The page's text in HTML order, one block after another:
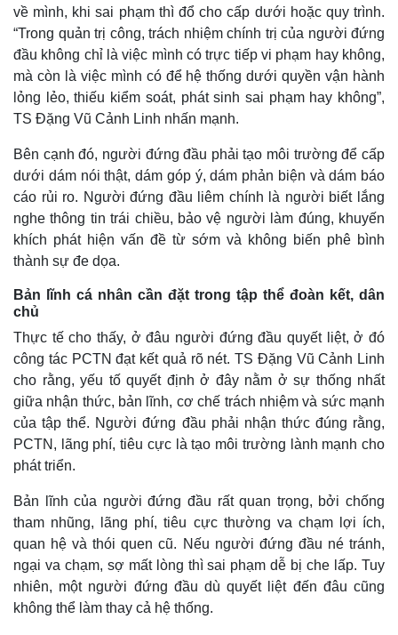
về mình, khi sai phạm thì đổ cho cấp dưới hoặc quy trình.
“Trong quản trị công, trách nhiệm chính trị của người đứng
đầu không chỉ là việc mình có trực tiếp vi phạm hay không,
mà còn là việc mình có để hệ thống dưới quyền vận hành
lỏng lẻo, thiếu kiểm soát, phát sinh sai phạm hay không”,
TS Đặng Vũ Cảnh Linh nhấn mạnh.
Bên cạnh đó, người đứng đầu phải tạo môi trường để cấp
dưới dám nói thật, dám góp ý, dám phản biện và dám báo
cáo rủi ro. Người đứng đầu liêm chính là người biết lắng
nghe thông tin trái chiều, bảo vệ người làm đúng, khuyến
khích phát hiện vấn đề từ sớm và không biến phê bình
thành sự đe dọa.
Bản lĩnh cá nhân cần đặt trong tập thể đoàn kết, dân
chủ
Thực tế cho thấy, ở đâu người đứng đầu quyết liệt, ở đó
công tác PCTN đạt kết quả rõ nét. TS Đặng Vũ Cảnh Linh
cho rằng, yếu tố quyết định ở đây nằm ở sự thống nhất
giữa nhận thức, bản lĩnh, cơ chế trách nhiệm và sức mạnh
của tập thể. Người đứng đầu phải nhận thức đúng rằng,
PCTN, lãng phí, tiêu cực là tạo môi trường lành mạnh cho
phát triển.
Bản lĩnh của người đứng đầu rất quan trọng, bởi chống
tham nhũng, lãng phí, tiêu cực thường va chạm lợi ích,
quan hệ và thói quen cũ. Nếu người đứng đầu né tránh,
ngại va chạm, sợ mất lòng thì sai phạm dễ bị che lấp. Tuy
nhiên, một người đứng đầu dù quyết liệt đến đâu cũng
không thể làm thay cả hệ thống.